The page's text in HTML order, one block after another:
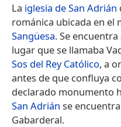
La iglesia de San Adrián
románica ubicada en el
Sangüesa. Se
lugar que se llamaba
Sos del Rey Católico, a
antes de que confluya
declarado monumento
San Adrián se
Gabarderal.